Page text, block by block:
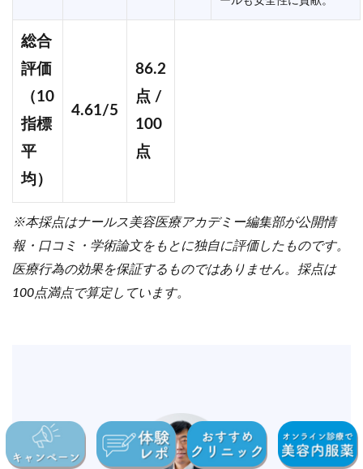
総合
評価
（10
指標
平
均）
4.61/5
86.2
点 /
100
点
※本採点はナールス美容医療アカデミー編集部が公開情
報・口コミ・学術論文をもとに独自に評価したものです。
医療行為の効果を保証するものではありません。採点は
100点満点で算定しています。